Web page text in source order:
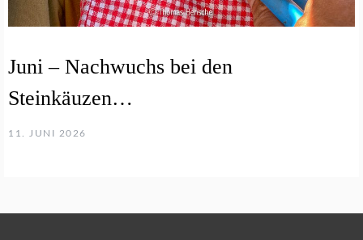
Juni – Nachwuchs bei den
Steinkäuzen…
11. JUNI 2026